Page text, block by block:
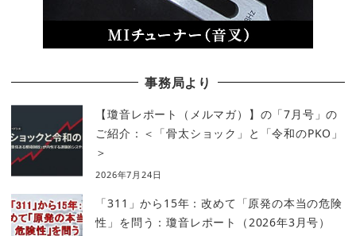
事務局より
【瓊音レポート（メルマガ）】の「7月号」の
ご紹介：＜「骨太ショック」と「令和のPKO」
＞
2026年7月24日
「311」から15年：改めて「原発の本当の危険
性」を問う：瓊音レポート（2026年3月号）